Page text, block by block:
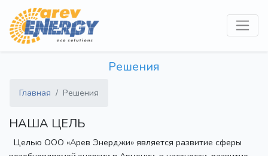
Решения
Главная Решения
НАША ЦЕЛЬ
Целью ООО «Арев Энерджи» является развитие сферы